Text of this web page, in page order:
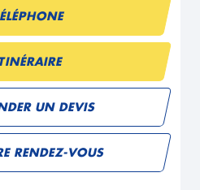
UN DEVIS
RENDEZ-VOUS